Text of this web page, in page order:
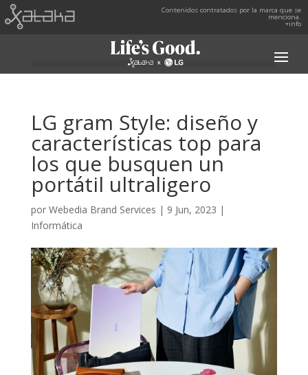
Contenidos contratados por la marca que se
menciona.
+info
LG gram Style: diseño y
características top para
los que busquen un
portátil ultraligero
por Webedia Brand Services | 9 Jun, 2023 |
Informática